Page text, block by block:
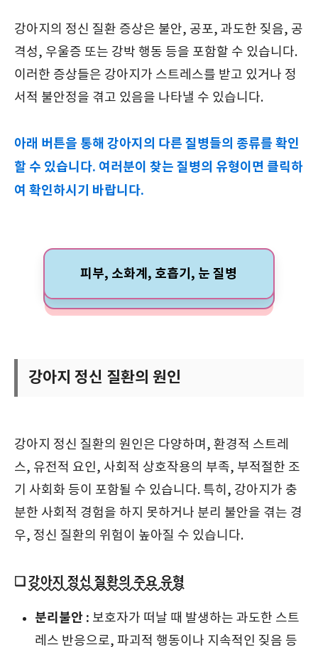
강아지의 정신 질환 증상은 불안, 공포, 과도한 짖음, 공
격성, 우울증 또는 강박 행동 등을 포함할 수 있습니다.
이러한 증상들은 강아지가 스트레스를 받고 있거나 정
서적 불안정을 겪고 있음을 나타낼 수 있습니다.
아래 버튼을 통해 강아지의 다른 질병들의 종류를 확인
할 수 있습니다. 여러분이 찾는 질병의 유형이면 클릭하
여 확인하시기 바랍니다.
피부, 소화계, 호흡기, 눈 질병
강아지 정신 질환의 원인
강아지 정신 질환의 원인은 다양하며, 환경적 스트레
스, 유전적 요인, 사회적 상호작용의 부족, 부적절한 조
기 사회화 등이 포함될 수 있습니다. 특히, 강아지가 충
분한 사회적 경험을 하지 못하거나 분리 불안을 겪는 경
우, 정신 질환의 위험이 높아질 수 있습니다.
❑강아지 정신 질환의 주요 유형
분리불안 : 보호자가 떠날 때 발생하는 과도한 스트
레스 반응으로, 파괴적 행동이나 지속적인 짖음 등